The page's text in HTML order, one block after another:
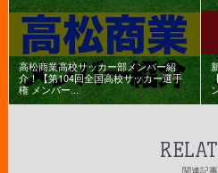
高松商業高校サッカー部メンバー紹
介！【第104回全国高校サッカー選手
権 メンバー...
関連記事